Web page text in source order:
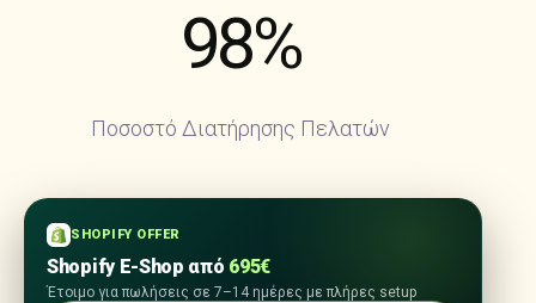
98%
Ποσοστό Διατήρησης Πελατών
SHOPIFY OFFER
Shopify E-Shop από 695€
Έτοιμο για πωλήσεις σε 7–14 ημέρες με πλήρες setup